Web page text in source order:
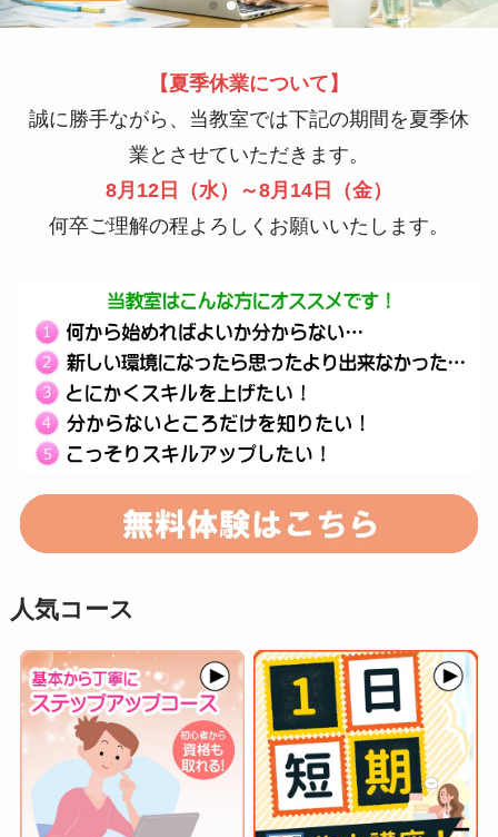
【夏季休業について】
誠に勝手ながら、当教室では下記の期間を夏季休
業とさせていただきます。
8月12日（水）～8月14日（金）
何卒ご理解の程よろしくお願いいたします。
人気コース